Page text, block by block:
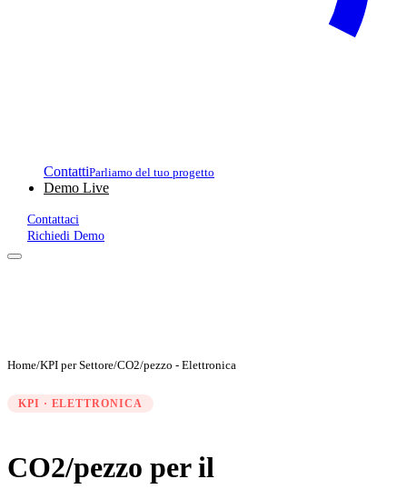
ContattiParliamo del tuo progetto
Demo Live
Contattaci
Richiedi Demo
Home/KPI per Settore/CO2/pezzo - Elettronica
KPI · ELETTRONICA
CO2/pezzo per il